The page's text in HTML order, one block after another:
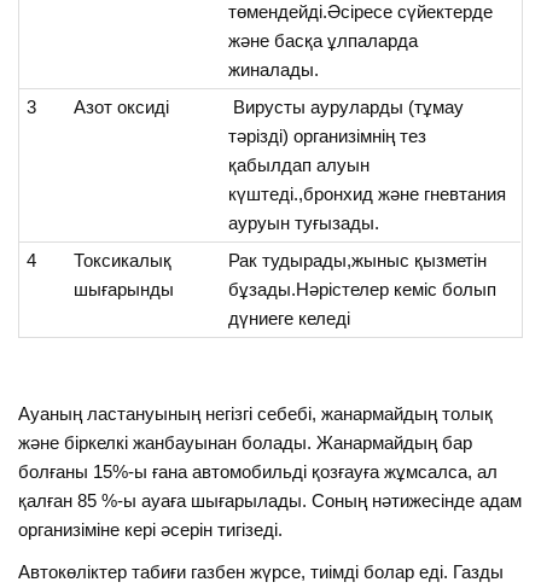
төмендейді.Әсіресе сүйектерде
және басқа ұлпаларда
жиналады.
3
Азот оксиді
Вирусты ауруларды (тұмау
тәрізді) организімнің тез
қабылдап алуын
күштеді.,бронхид және гневтания
ауруын туғызады.
4
Токсикалық
шығарынды
Рак тудырады,жыныс қызметін
бұзады.Нәрістелер кеміс болып
дүниеге келеді
Ауаның ластануының негізгі себебі, жанармайдың толық
және біркелкі жанбауынан болады. Жанармайдың бар
болғаны 15%-ы ғана автомобильді қозғауға жұмсалса, ал
қалған 85 %-ы ауаға шығарылады. Соның нәтижесінде адам
организіміне кері әсерін тигізеді.
Автокөліктер табиғи газбен жүрсе, тиімді болар еді. Газды